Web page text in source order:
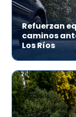
Refuerzan
caminos
Los Ríos